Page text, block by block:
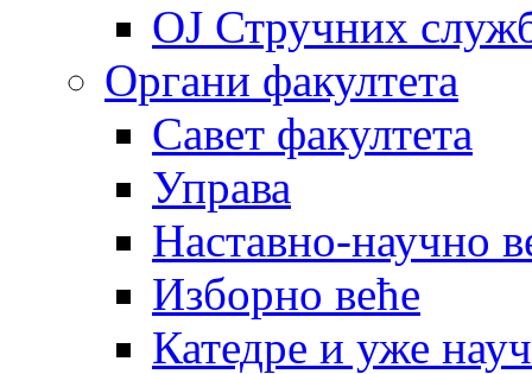
OJ Стручних
Органи факултета
Савет факултета
Управа
Наставно-научно
Изборно веће
Катедре и уже